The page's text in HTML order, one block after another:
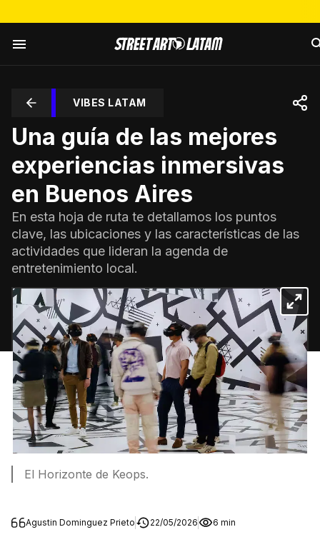
VIBES LATAM
Una guía de las mejores
experiencias inmersivas
en Buenos Aires
En esta hoja de ruta te detallamos los puntos
clave, las ubicaciones y las características de las
actividades que lideran la agenda de
entretenimiento local.
El Horizonte de Keops.
Agustin Dominguez Prieto 22/05/2026 6 min